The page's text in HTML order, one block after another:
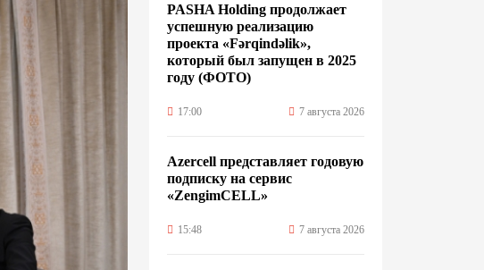
PASHA Holding продолжает
успешную реализацию
проекта «Fərqindəlik»,
который был запущен в 2025
году (ФОТО)
17:00 7 августа 2026
Azercell представляет годовую
подписку на сервис
«ZengimCELL»
15:48 7 августа 2026